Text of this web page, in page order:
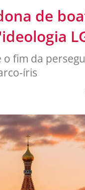
de
fim da
íris